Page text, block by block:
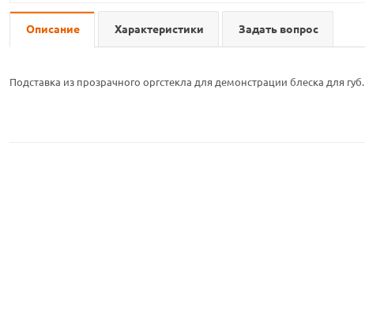
Описание Характеристики Задать вопрос
Подставка из прозрачного оргстекла для демонстрации блеска для губ.